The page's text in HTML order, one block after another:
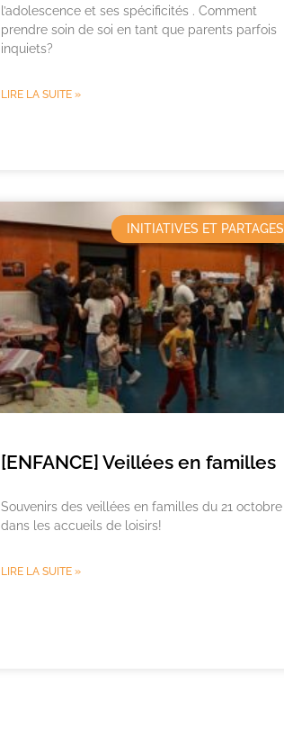
l’adolescence et ses spécificités . Comment
prendre soin de soi en tant que parents parfois
inquiets?
LIRE LA SUITE »
INITIATIVES ET PARTAGES
[ENFANCE] Veillées en familles
Souvenirs des veillées en familles du 21 octobre
dans les accueils de loisirs!
LIRE LA SUITE »